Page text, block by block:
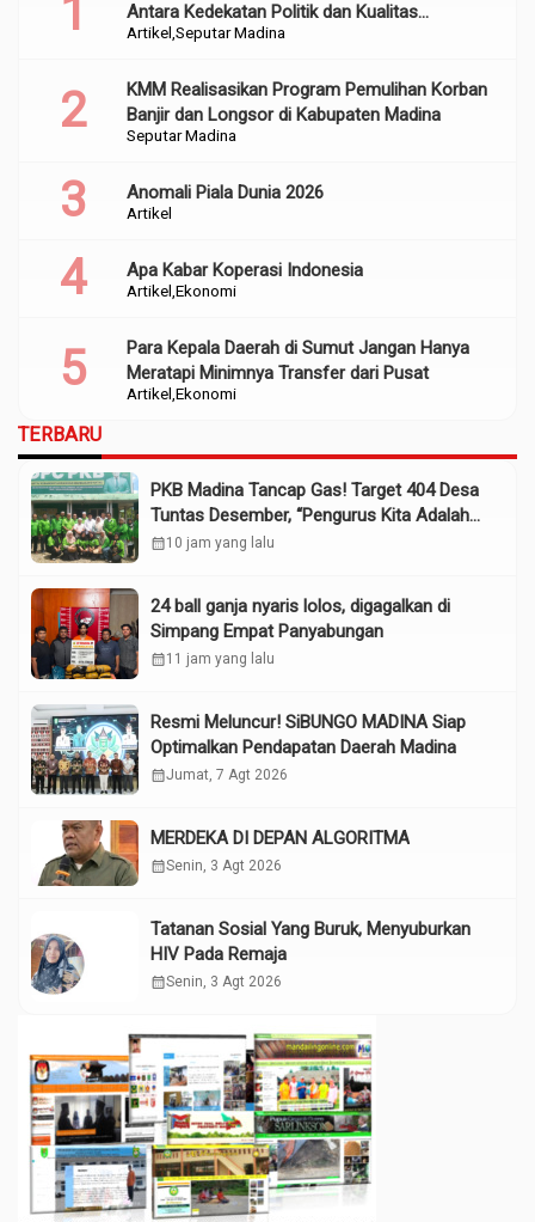
Artikel Seputar Madina
Antara Kedekatan Politik dan Kualitas
Perencanaan
Seputar Madina
KMM Realisasikan Program Pemulihan Korban
Banjir dan Longsor di Kabupaten Madina
Artikel
Anomali Piala Dunia 2026
Artikel Ekonomi
Apa Kabar Koperasi Indonesia
Artikel Ekonomi
Para Kepala Daerah di Sumut Jangan Hanya
Meratapi Minimnya Transfer dari Pusat
TERBARU
PKB Madina Tancap Gas! Target 404 Desa
Tuntas Desember, “Pengurus Kita Adalah
Tokoh”
calendar_month10 jam yang lalu
24 ball ganja nyaris lolos, digagalkan di
Simpang Empat Panyabungan
calendar_month11 jam yang lalu
Resmi Meluncur! SiBUNGO MADINA Siap
Optimalkan Pendapatan Daerah Madina
calendar_monthJumat, 7 Agt 2026
MERDEKA DI DEPAN ALGORITMA
calendar_monthSenin, 3 Agt 2026
Tatanan Sosial Yang Buruk, Menyuburkan
HIV Pada Remaja
calendar_monthSenin, 3 Agt 2026